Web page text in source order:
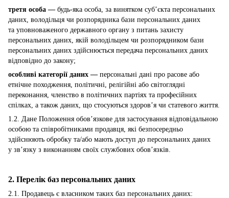
третя особа — будь-яка особа, за винятком суб’єкта персональних
даних, володільця чи розпорядника бази персональних даних
та уповноваженого державного органу з питань захисту
персональних даних, якій володільцем чи розпорядником бази
персональних даних здійснюється передача персональних даних
відповідно до закону;
особливі категорії даних — персональні дані про расове або
етнічне походження, політичні, релігійні або світоглядні
переконання, членство в політичних партіях та професійних
спілках, а також даних, що стосуються здоров’я чи статевого життя.
1.2. Дане Положення обов’язкове для застосування відповідальною
особою та співробітниками продавця, які безпосередньо
здійснюють обробку та/або мають доступ до персональних даних
у зв’язку з виконанням своїх службових обов’язків.
2. Перелік баз персональних даних
2.1. Продавець є власником таких баз персональних даних: